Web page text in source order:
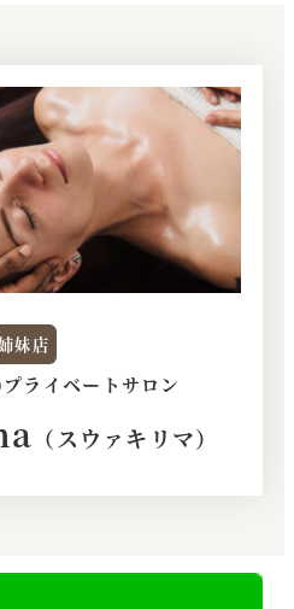
妹店
ライベートサロン
（スウァキリマ）